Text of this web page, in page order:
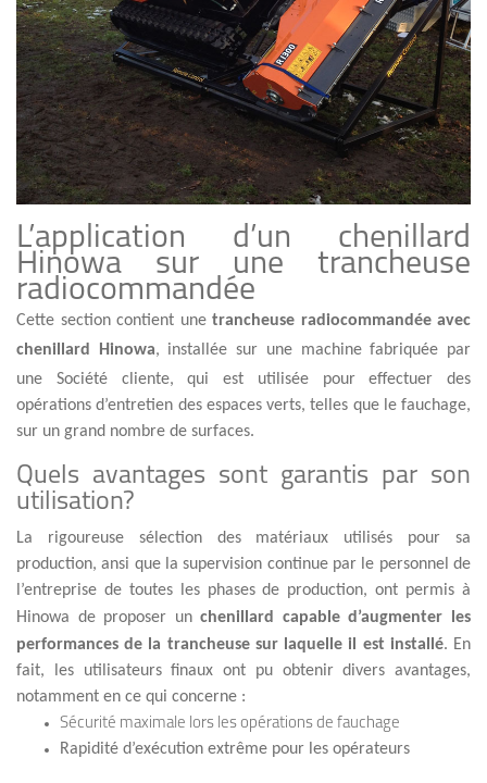
L’application d’un chenillard
Hinowa sur une trancheuse
radiocommandée
Cette section contient une trancheuse radiocommandée avec
chenillard Hinowa, installée sur une machine fabriquée par
une Société cliente, qui est utilisée pour effectuer des
opérations d’entretien des espaces verts, telles que le fauchage,
sur un grand nombre de surfaces.
Quels avantages sont garantis par son
utilisation?
La rigoureuse sélection des matériaux utilisés pour sa
production, ansi que la supervision continue par le personnel de
l’entreprise de toutes les phases de production, ont permis à
Hinowa de proposer unchenillard capable d’augmenter les
performances de la trancheuse sur laquelle il est installé. En
fait, les utilisateurs finaux ont pu obtenir divers avantages,
notamment en ce qui concerne :
Sécurité maximale lors les opérations de fauchage
Rapidité d’exécution extrême pour les opérateurs